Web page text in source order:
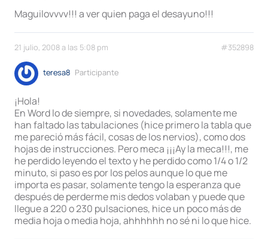
Maguilovvvv!!! a ver quien paga el desayuno!!!
21 julio, 2008 a las 5:08 pm #352898
teresa8 Participante
¡Hola!
En Word lo de siempre, si novedades, solamente me
han faltado las tabulaciones (hice primero la tabla que
me pareció más fácil, cosas de los nervios), como dos
hojas de instrucciones. Pero meca ¡¡¡Ay la meca!!!, me
he perdido leyendo el texto y he perdido como 1/4 o 1/2
minuto, si paso es por los pelos aunque lo que me
importa es pasar, solamente tengo la esperanza que
después de perderme mis dedos volaban y puede que
llegue a 220 o 230 pulsaciones, hice un poco más de
media hoja o media hoja, ahhhhhh no sé ni lo que hice.